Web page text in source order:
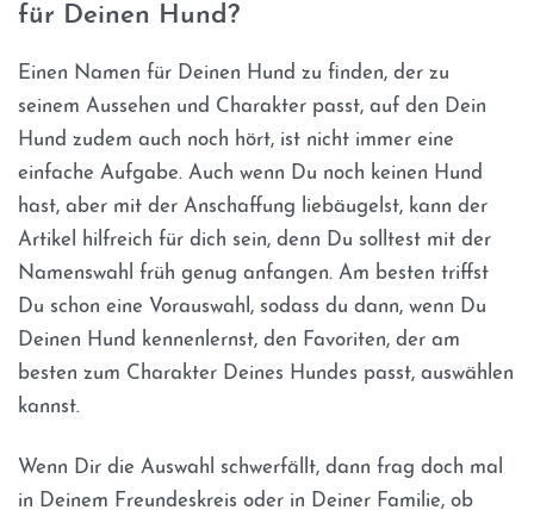
für Deinen Hund?
Einen Namen für Deinen Hund zu finden, der zu
seinem Aussehen und Charakter passt, auf den Dein
Hund zudem auch noch hört, ist nicht immer eine
einfache Aufgabe. Auch wenn Du noch keinen Hund
hast, aber mit der Anschaffung liebäugelst, kann der
Artikel hilfreich für dich sein, denn Du solltest mit der
Namenswahl früh genug anfangen. Am besten triffst
Du schon eine Vorauswahl, sodass du dann, wenn Du
Deinen Hund kennenlernst, den Favoriten, der am
besten zum Charakter Deines Hundes passt, auswählen
kannst.
Wenn Dir die Auswahl schwerfällt, dann frag doch mal
in Deinem Freundeskreis oder in Deiner Familie, ob